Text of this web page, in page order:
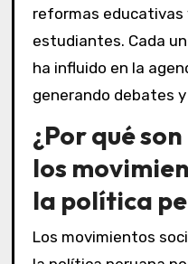
reformas educativas
estudiantes. Cada
ha influido en la
generando debates
¿Por qué
los
la política
Los movimientos